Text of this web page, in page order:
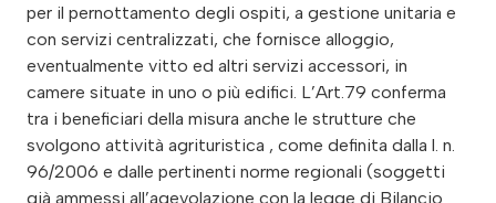
per il pernottamento degli ospiti, a gestione unitaria e
con servizi centralizzati, che fornisce alloggio,
eventualmente vitto ed altri servizi accessori, in
camere situate in uno o più edifici. L’Art.79 conferma
tra i beneficiari della misura anche le strutture che
svolgono attività agrituristica , come definita dalla l. n.
96/2006 e dalle pertinenti norme regionali (soggetti
già ammessi all’agevolazione con la legge di Bilancio